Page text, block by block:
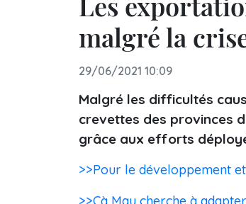
malgré la
29/06/2021 10:09
Malgré les difficultés
crevettes des provinces
grâce aux efforts
>>Pour le développement